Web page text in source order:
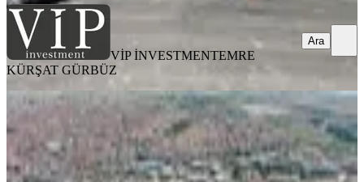
VİP İNVESTMENTEMRE
KÜRŞAT GÜRBÜZ
Ara
% 16
Sehaş Arena Kiralık Dükkan
Ankara, Sincan
1 Oda·51 m²·Düz Giriş (Zemin)·06.04.2026